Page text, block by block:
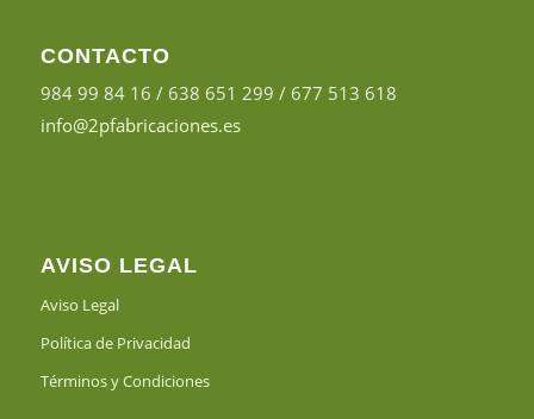
CONTACTO
984 99 84 16 / 638 651 299 / 677 513 618
info@2pfabricaciones.es
AVISO LEGAL
Aviso Legal
Política de Privacidad
Términos y Condiciones